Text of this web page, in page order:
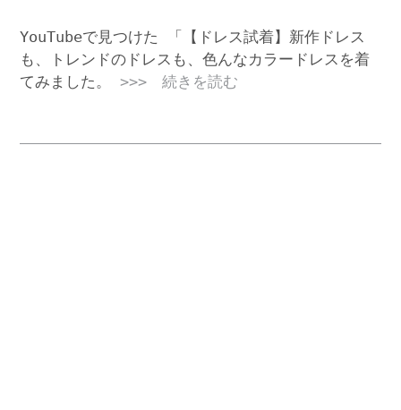
YouTubeで見つけた 「【ドレス試着】新作ドレス
も、トレンドのドレスも、色んなカラードレスを着
てみました。 >>> 続きを読む